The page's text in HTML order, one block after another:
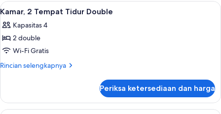
Tempat
Queen
Lihat
semua
foto
untuk
Kamar,
2
Double
Brankas, meja kerja, tirai kedap
4
Kamar, 2 Tempat Tidur Double
Kapasitas 4
2 double
Wi-Fi Gratis
Rincian selengkapnya
Rincian
Kamar,
Periksa ketersediaan dan harga